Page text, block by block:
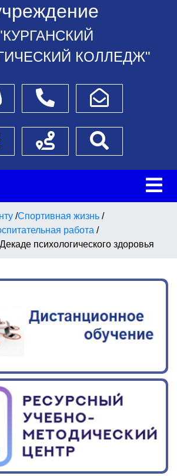
КОЛЛЕДЖ"
ТелефоныНаписать обращение
менюСхема проезда
/Спортивная жизнь /
работа /
психологического здоровья